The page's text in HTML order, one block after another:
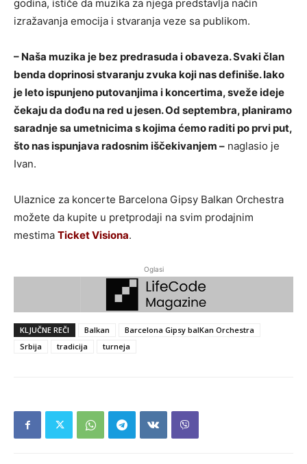
godina, ističe da muzika za njega predstavlja način
izražavanja emocija i stvaranja veze sa publikom.
– Naša muzika je bez predrasuda i obaveza. Svaki član
benda doprinosi stvaranju zvuka koji nas definiše. Iako
je leto ispunjeno putovanjima i koncertima, sveže ideje
čekaju da dođu na red u jesen. Od septembra, planiramo
saradnje sa umetnicima s kojima ćemo raditi po prvi put,
što nas ispunjava radosnim iščekivanjem – naglasio je
Ivan.
Ulaznice za koncerte Barcelona Gipsy Balkan Orchestra
možete da kupite u pretprodaji na svim prodajnim
mestima Ticket Visiona.
Oglasi
KLJUČNE REČI Balkan
Barcelona Gipsy balKan Orchestra
Srbija
tradicija turneja